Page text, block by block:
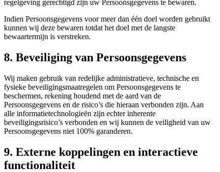
regelgeving gerechtigd zijn uw Persoonsgegevens te bewaren.
Indien Persoonsgegevens voor meer dan één doel worden gebruikt
kunnen wij deze bewaren totdat het doel met de langste
bewaartermijn is verstreken.
8. Beveiliging van Persoonsgegevens
Wij maken gebruik van redelijke administratieve, technische en
fysieke beveiligingsmaatregelen om Persoonsgegevens te
beschermen, rekening houdend met de aard van de
Persoonsgegevens en de risico’s die hieraan verbonden zijn. Aan
alle informatietechnologieën zijn echter inherente
beveiligingsrisico’s verbonden en wij kunnen de veiligheid van uw
Persoonsgegevens niet 100% garanderen.
9. Externe koppelingen en interactieve
functionaliteit